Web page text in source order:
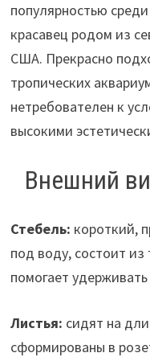
популярностью
красавец родом из
США. Прекрасно
тропических
нетребователен к
высокими
Внешний
Стебель: короткий,
под воду, состоит из
помогает
Листья: сидят на
сформированы в